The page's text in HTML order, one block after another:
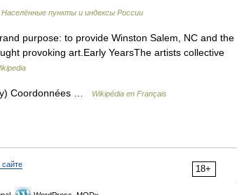
Населённые пункты и индексы России
purpose: to provide Winston Salem, NC and the
provoking art.Early YearsThe artists collective
Coordonnées … Wikipédia en Français
18+